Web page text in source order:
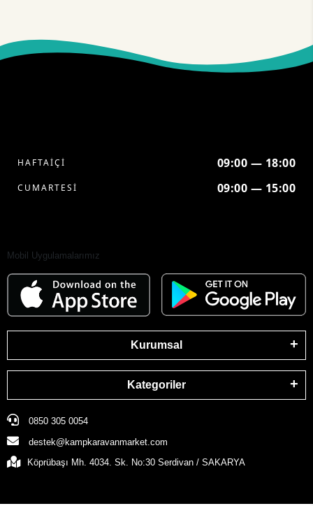
HAFTAİÇİ 09:00 — 18:00
CUMARTESİ 09:00 — 15:00
Mobil Uygulamalarımız
Kurumsal
Kategoriler
0850 305 0054
destek@kampkaravanmarket.com
Köprübaşı Mh. 4034. Sk. No:30 Serdivan / SAKARYA